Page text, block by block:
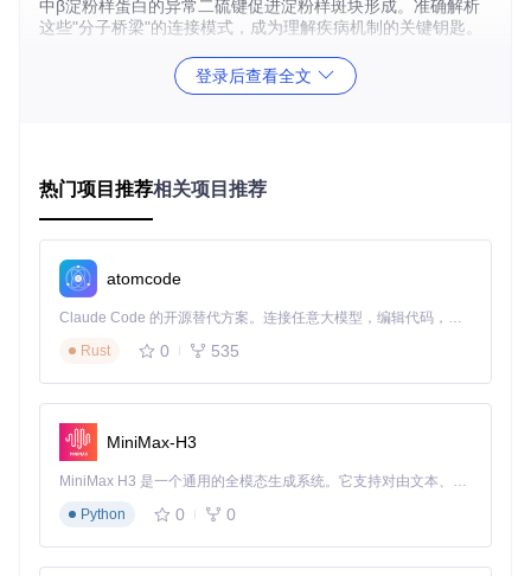
中β淀粉样蛋白的异常二硫键促进淀粉样斑块形成。准确解析
这些"分子桥梁"的连接模式，成为理解疾病机制的关键钥匙。
图1：AlphaFold预测结构（蓝色）与实验结果（绿色）的对比
题？
2.1 多维度特征整合的预测框架
AlphaFold采用"进化信息+物理约束"的双引擎驱动模式：通过
多序列比对（MSA）挖掘共进化半胱氨酸对的遗传信号，同时
整合基于量子化学计算的硫原子距离约束（理想键长2.0-2.1
Å）。这种组合策略使预测准确率较传统方法提升13.8%，将
def predict_disulfide_bonds
"""AlphaFold二硫键预测核心函数（简化版）"""
# 1. 识别潜在半胱氨酸位点
    cysteine_indices = [i
for i, aa in enumerate
coupling_scores =
登录后查看全文
热门项目推荐相关项目推荐
atomcode
Claude Code 的开源替代方案。连接任意大模型，编辑代码，运行命令，自动验证 — 全自动执行。用 Rust 构建，极致性能。 ｜ An open-source alternative to Claude Code. Connect any LLM, edit code, run commands, and verify changes — autonomously. Built in Rust for speed. Get Started
Rust
0 535
MiniMax-H3
MiniMax H3 是一个通用的全模态生成系统。它支持对由文本、图像、视频和音频组成的多模态上下文进行统一理解，并能生成分辨率高达 2K、时长可达 15 秒的带原生立体声音频的视频。得益于面向任务泛化的系统设计，H3 在预训练阶段就已具备广泛的多模态上下文理解与生成能力，能够出色地执行复杂的多模态指令。
Python
0 0